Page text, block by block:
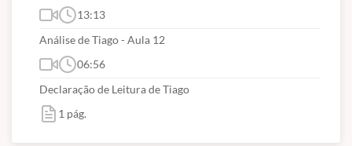
13:13
Análise de Tiago - Aula 12
06:56
Declaração de Leitura de Tiago
1 pág.